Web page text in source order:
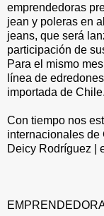
emprendedoras
jean y poleras en
jeans, que será
participación de
Para el mismo
línea de
importada de Chile.
Con tiempo nos
internacionales de
Deicy Rodríguez |